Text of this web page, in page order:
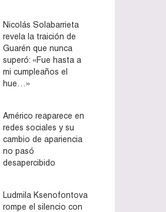
Nicolás Solabarrieta
revela la traición de
Guarén que nunca
superó: «Fue hasta a
mi cumpleaños el
hue…»
Américo reaparece en
redes sociales y su
cambio de apariencia
no pasó
desapercibido
Ludmila Ksenofontova
rompe el silencio con